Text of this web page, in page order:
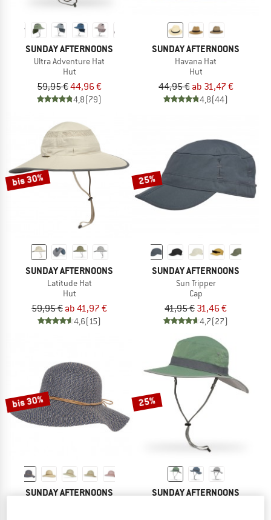
SUNDAY AFTERNOONS
Ultra Adventure Hat
Hut
59,95 €44,96 €
4,8(79)
SUNDAY AFTERNOONS
Havana Hat
Hut
44,95 € ab 31,47 €
4,8(44)
bis 30%
SUNDAY AFTERNOONS
Latitude Hat
Hut
59,95 € ab 41,97 €
4,6(15)
25%
SUNDAY AFTERNOONS
Sun Tripper
Cap
41,95 € 31,46 €
4,7(27)
bis 30%
SUNDAY AFTERNOONS
25%
SUNDAY AFTERNOONS